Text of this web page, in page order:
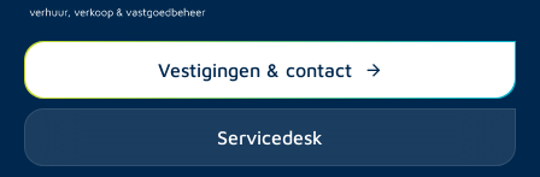
Vestigingen & contact
Servicedesk